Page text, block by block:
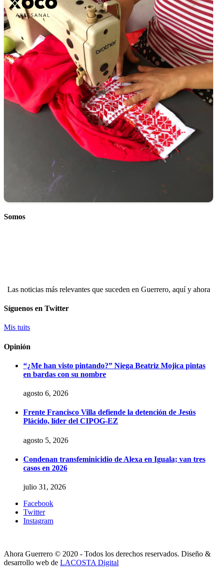
Somos
Las noticias más relevantes que suceden en Guerrero, aquí y ahora
Síguenos en Twitter
Mis tuits
Opinión
“¿Me han visto pintando?” Niega Beatriz Mojica pintas
en bardas con su nombre
agosto 6, 2026
Frente Francisco Villa defiende la detención de Jesús
Plácido, líder del CIPOG-EZ
agosto 5, 2026
Condenan transfeminicidio de Alexa en Iguala; van tres
casos en 2026
julio 31, 2026
Facebook
Twitter
Instagram
Ahora Guerrero © 2020 - Todos los derechos reservados. Diseño &
desarrollo web de LACOSTA Digital